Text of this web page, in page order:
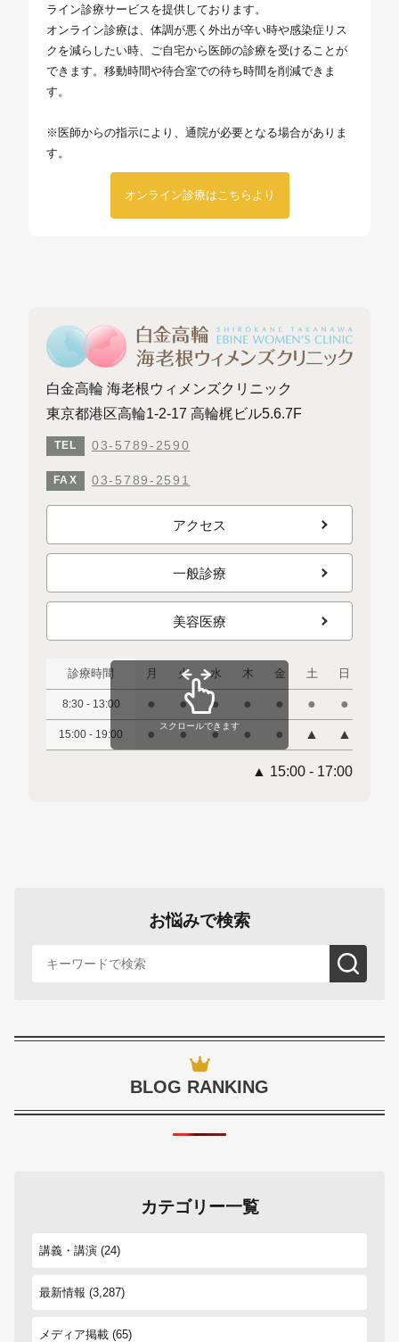
ライン診療サービスを提供しております。
オンライン診療は、体調が悪く外出が辛い時や感染症リス
クを減らしたい時、ご自宅から医師の診療を受けることが
できます。移動時間や待合室での待ち時間を削減できま
す。
※医師からの指示により、通院が必要となる場合がありま
す。
オンライン診療はこちらより
白金高輪 海老根ウィメンズクリニック
東京都港区高輪1-2-17 高輪梶ビル5.6.7F
TEL 03-5789-2590
FAX 03-5789-2591
アクセス
一般診療
美容医療
診療時間 月 火 水 木 金 土 日
8:30 - 13:00 ● ● ● ● ● ● ●
15:00 - 19:00 ● ● ● ● ● ▲ ▲
スクロールできます
▲ 15:00 - 17:00
お悩みで検索
BLOG RANKING
カテゴリー一覧
講義・講演 (24)
最新情報 (3,287)
メディア掲載 (65)